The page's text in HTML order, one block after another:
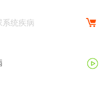
系统疾病